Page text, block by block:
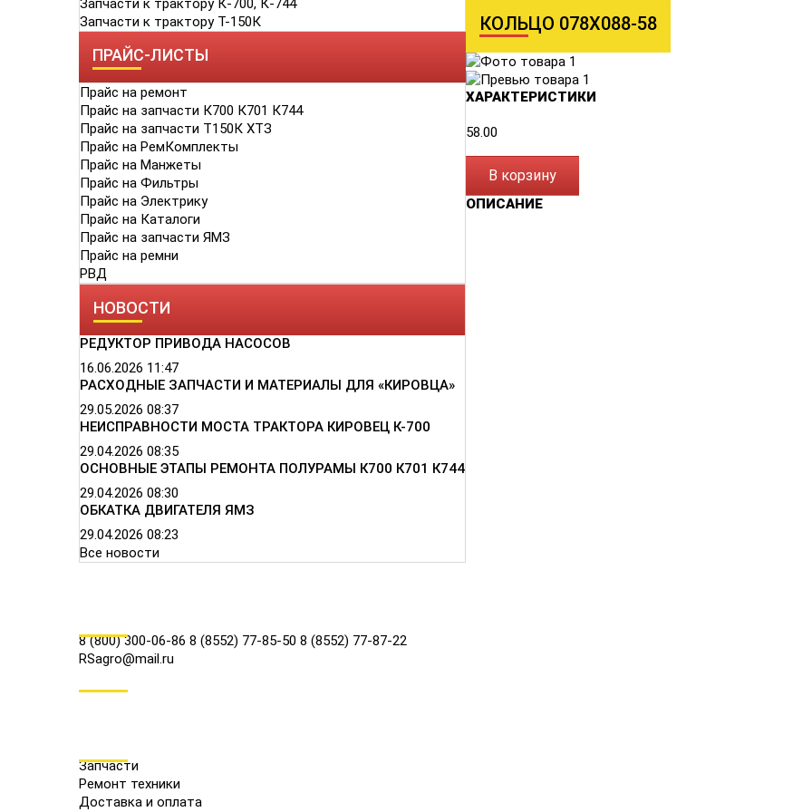
Запчасти к трактору К-700, К-744
Запчасти к трактору Т-150К
ПРАЙС-ЛИСТЫ
Прайс на ремонт
Прайс на запчасти К700 К701 К744
Прайс на запчасти Т150К ХТЗ
Прайс на РемКомплекты
Прайс на Манжеты
Прайс на Фильтры
Прайс на Электрику
Прайс на Каталоги
Прайс на запчасти ЯМЗ
Прайс на ремни
РВД
НОВОСТИ
РЕДУКТОР ПРИВОДА НАСОСОВ
16.06.2026 11:47
РАСХОДНЫЕ ЗАПЧАСТИ И МАТЕРИАЛЫ ДЛЯ «КИРОВЦА»
29.05.2026 08:37
НЕИСПРАВНОСТИ МОСТА ТРАКТОРА КИРОВЕЦ К-700
29.04.2026 08:35
ОСНОВНЫЕ ЭТАПЫ РЕМОНТА ПОЛУРАМЫ К700 К701 К744
29.04.2026 08:30
ОБКАТКА ДВИГАТЕЛЯ ЯМЗ
29.04.2026 08:23
Все новости
КОЛЬЦО 078Х088-58
ХАРАКТЕРИСТИКИ
58.00
В корзину
ОПИСАНИЕ
8 (800) 300-06-86 8 (8552) 77-85-50 8 (8552) 77-87-22
RSagro@mail.ru
Запчасти
Ремонт техники
Доставка и оплата